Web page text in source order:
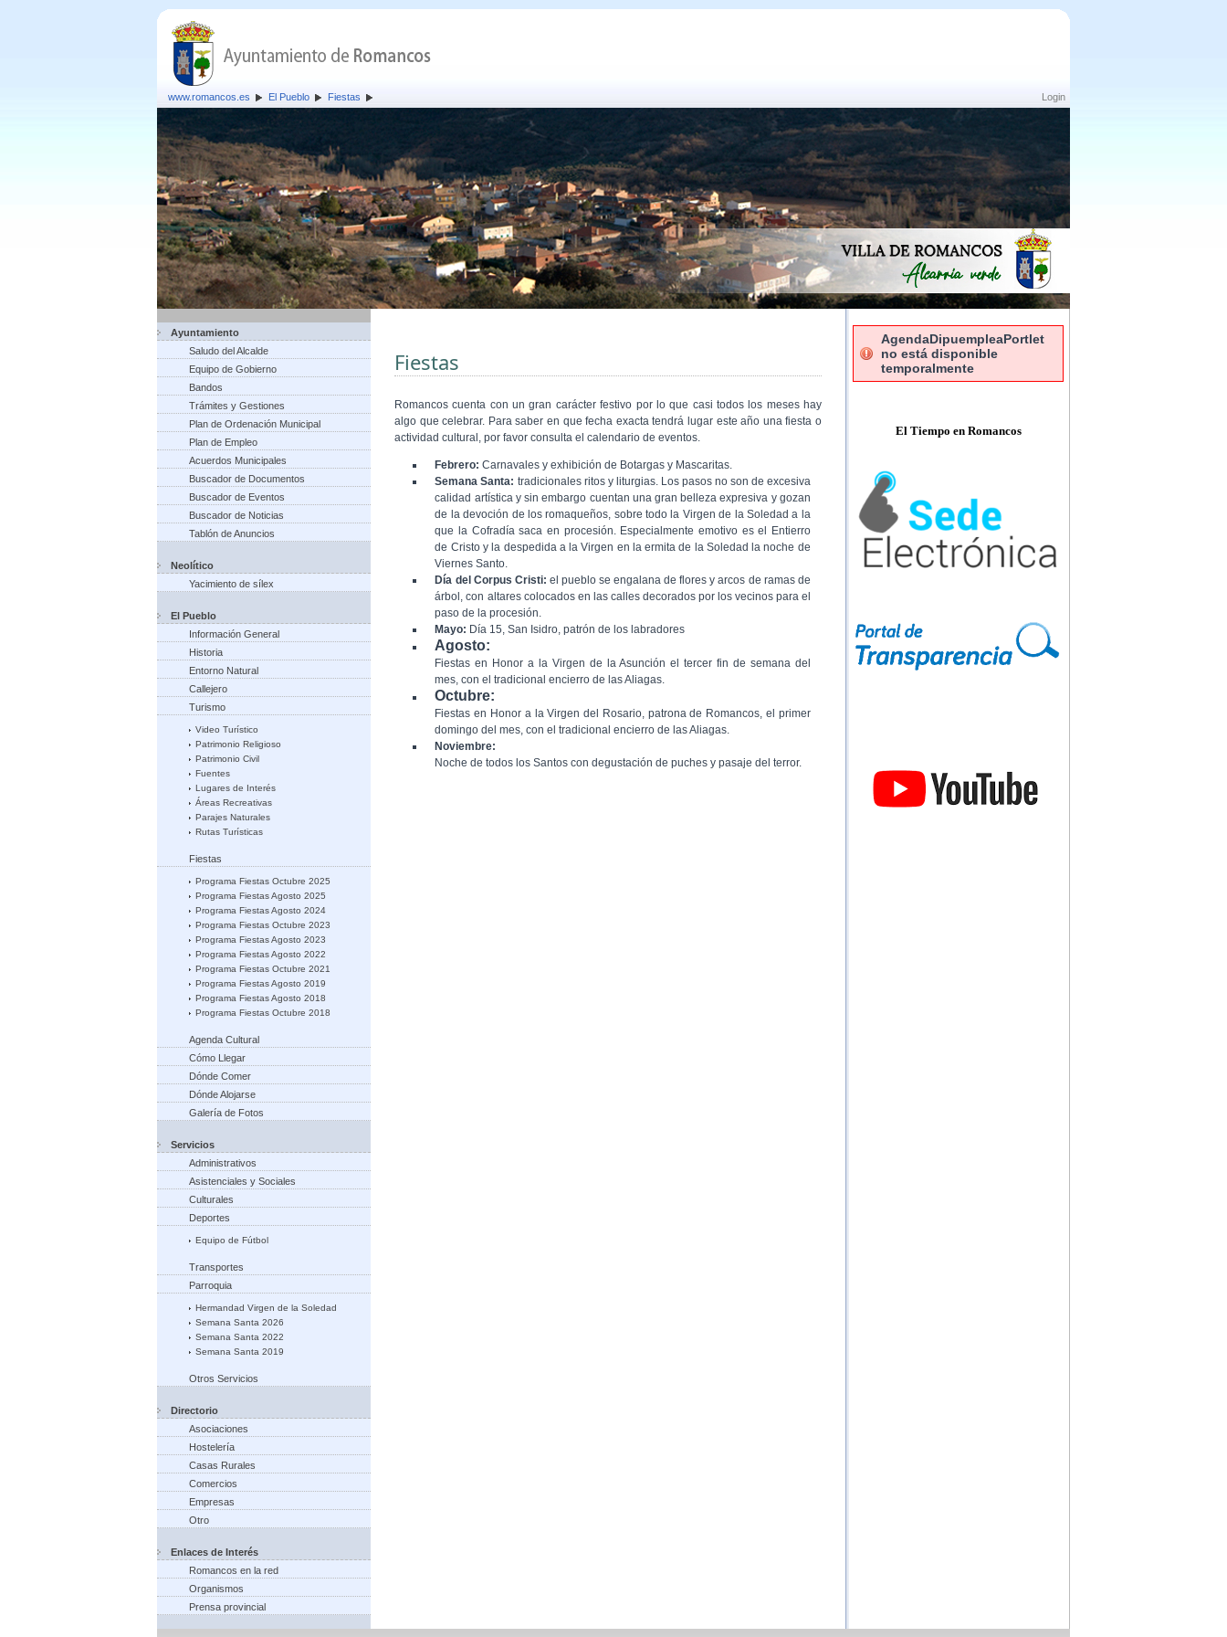
Login
www.romancos.es El Pueblo Fiestas
Ayuntamiento
Saludo del Alcalde
Equipo de Gobierno
Bandos
Trámites y Gestiones
Plan de Ordenación Municipal
Plan de Empleo
Acuerdos Municipales
Buscador de Documentos
Buscador de Eventos
Buscador de Noticias
Tablón de Anuncios
Neolítico
Yacimiento de sílex
El Pueblo
Información General
Historia
Entorno Natural
Callejero
Turismo
Video Turístico
Patrimonio Religioso
Patrimonio Civil
Fuentes
Lugares de Interés
Áreas Recreativas
Parajes Naturales
Rutas Turísticas
Fiestas
Programa Fiestas Octubre 2025
Programa Fiestas Agosto 2025
Programa Fiestas Agosto 2024
Programa Fiestas Octubre 2023
Programa Fiestas Agosto 2023
Programa Fiestas Agosto 2022
Programa Fiestas Octubre 2021
Programa Fiestas Agosto 2019
Programa Fiestas Agosto 2018
Programa Fiestas Octubre 2018
Agenda Cultural
Cómo Llegar
Dónde Comer
Dónde Alojarse
Galería de Fotos
Servicios
Administrativos
Asistenciales y Sociales
Culturales
Deportes
Equipo de Fútbol
Transportes
Parroquia
Hermandad Virgen de la Soledad
Semana Santa 2026
Semana Santa 2022
Semana Santa 2019
Otros Servicios
Directorio
Asociaciones
Hostelería
Casas Rurales
Comercios
Empresas
Otro
Enlaces de Interés
Romancos en la red
Organismos
Prensa provincial
Fiestas
Romancos cuenta con un gran carácter festivo por lo que casi todos los meses hay
algo que celebrar. Para saber en que fecha exacta tendrá lugar este año una fiesta o
actividad cultural, por favor consulta el calendario de eventos.
Febrero:Carnavales y exhibición de Botargas y Mascaritas.
Semana Santa: tradicionales ritos y liturgias. Los pasos no son de excesiva
calidad artística y sin embargo cuentan una gran belleza expresiva y gozan
de la devoción de los romaqueños, sobre todo la Virgen de la Soledad a la
que la Cofradía saca en procesión. Especialmente emotivo es el Entierro
de Cristo y la despedida a la Virgen en la ermita de la Soledad la noche de
Viernes Santo.
Día del Corpus Cristi: el pueblo se engalana de flores y arcos de ramas de
árbol, con altares colocados en las calles decorados por los vecinos para el
paso de la procesión.
Mayo: Día 15, San Isidro, patrón de los labradores
Agosto:
Fiestas en Honor a la Virgen de la Asunción el tercer fin de semana del
mes, con el tradicional encierro de las Aliagas.
Octubre:
Fiestas en Honor a la Virgen del Rosario, patrona de Romancos, el primer
domingo del mes, con el tradicional encierro de las Aliagas.
Noviembre:
Noche de todos los Santos con degustación de puches y pasaje del terror.
AgendaDipuempleaPortlet
no está disponible
temporalmente
El Tiempo en Romancos